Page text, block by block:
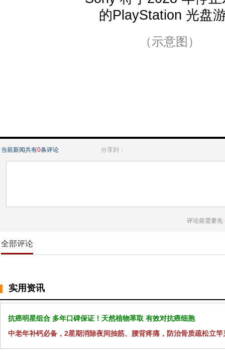
（示意图）
当前新闻共有0条评论 分享到：
评论前需要先
全部评论
实用资讯
抗癌明星组合 多年口碑保证！天然植物萃取 有效对抗癌细胞
中老年补钙必备，2星期消除夜间抽筋、腰背疼痛，防治骨质疏松立竿